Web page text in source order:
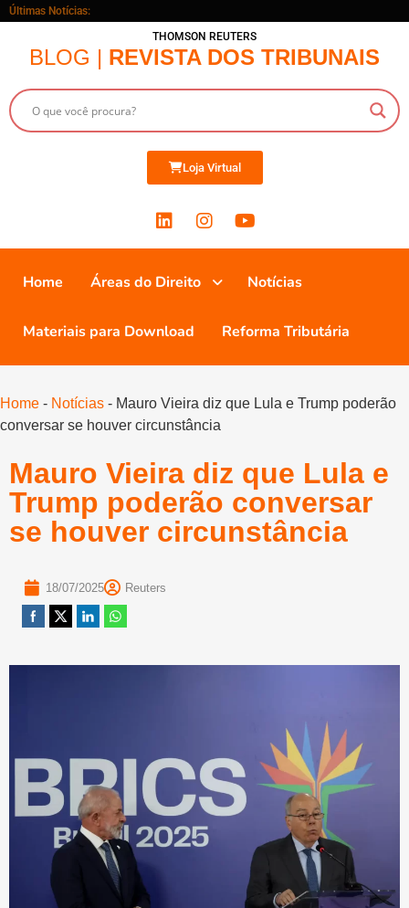
Últimas Notícias:
THOMSON REUTERS
BLOG | REVISTA DOS TRIBUNAIS
Loja Virtual
Home Áreas do Direito Notícias
Materiais para Download Reforma Tributária
Home - Notícias - Mauro Vieira diz que Lula e Trump poderão
conversar se houver circunstância
Mauro Vieira diz que Lula e
Trump poderão conversar
se houver circunstância
18/07/2025 Reuters